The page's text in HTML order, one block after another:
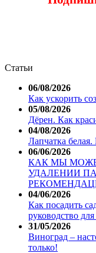
Статьи
06/08/2026
Как ускорить
05/08/2026
Дёрен. Как
04/08/2026
Лапчатка
06/06/2026
КАК МЫ
УДАЛЕНИИ
04/06/2026
Как посадить
руководство
31/05/2026
Виноград –
только!